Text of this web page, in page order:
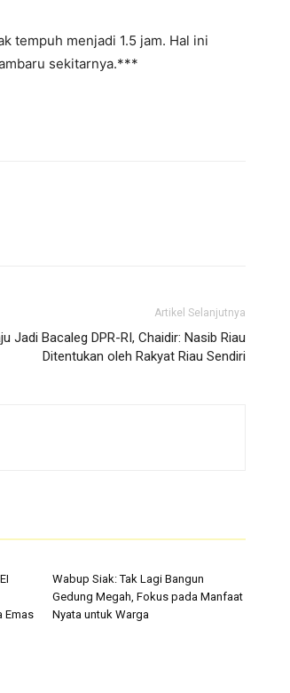
tempuh menjadi 1.5 jam. Hal ini
sekitarnya.***
Artikel Selanjutnya
Jadi Bacaleg DPR-RI, Chaidir: Nasib Riau
Ditentukan oleh Rakyat Riau Sendiri
Emas
Wabup Siak: Tak Lagi Bangun
Gedung Megah, Fokus pada Manfaat
Nyata untuk Warga